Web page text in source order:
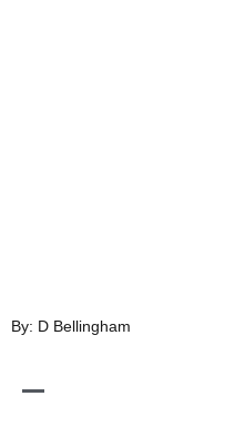
By: D Bellingham